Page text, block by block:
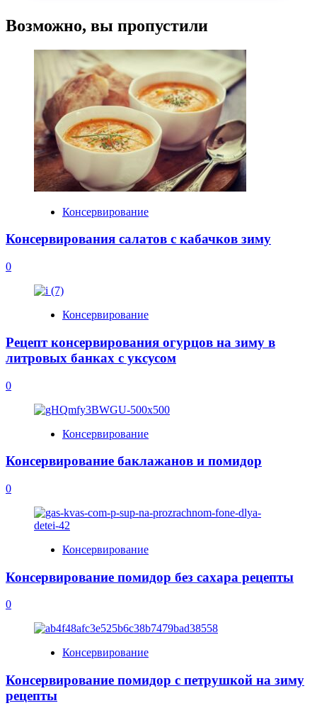
Возможно, вы пропустили
Консервирование
Консервирования салатов с кабачков зиму
0
Консервирование
Рецепт консервирования огурцов на зиму в
литровых банках с уксусом
0
Консервирование
Консервирование баклажанов и помидор
0
Консервирование
Консервирование помидор без сахара рецепты
0
Консервирование
Консервирование помидор с петрушкой на зиму
рецепты